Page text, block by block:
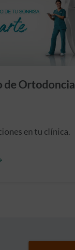
de Ortodoncia
en tu clínica.